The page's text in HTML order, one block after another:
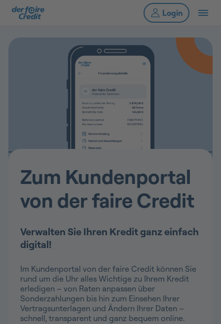
Zum Kundenportal
von der faire Credit
Verwalten Sie Ihren Kredit ganz einfach
digital!
Im Kundenportal von der faire Credit können Sie
rund um die Uhr alles Wichtige zu Ihrem Kredit
erledigen – von Raten anpassen über
Sonderzahlungen bis hin zum Einsehen Ihrer
Vertragsunterlagen und Ändern Ihrer Daten –
schnell, transparent und ganz bequem online.